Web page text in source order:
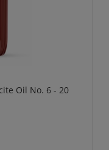
Oil No. 6 - 20